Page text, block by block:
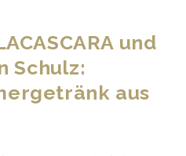
und
Schulz:
aus